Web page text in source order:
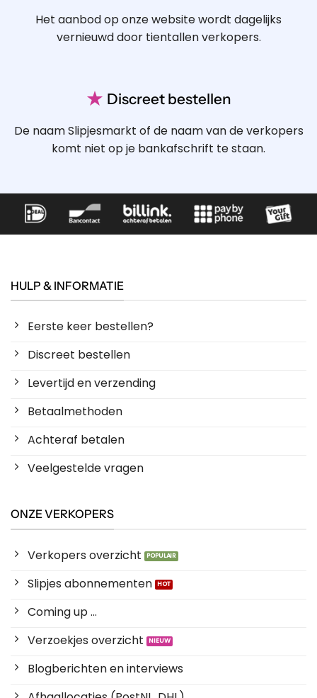
Het aanbod op onze website wordt dagelijks
vernieuwd door tientallen verkopers.
★ Discreet bestellen
De naam Slipjesmarkt of de naam van de verkopers
komt niet op je bankafschrift te staan.
HULP & INFORMATIE
Eerste keer bestellen?
Discreet bestellen
Levertijd en verzending
Betaalmethoden
Achteraf betalen
Veelgestelde vragen
ONZE VERKOPERS
Verkopers overzicht
Slipjes abonnementen
Coming up ...
Verzoekjes overzicht
Blogberichten en interviews